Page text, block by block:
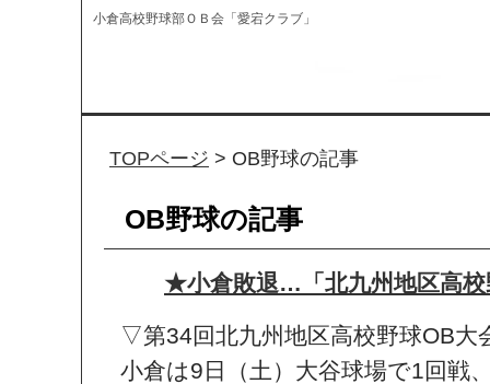
小倉高校野球部ＯＢ会「愛宕クラブ」
TOPページ > OB野球の記事
OB野球の記事
★小倉敗退…「北九州地区高校
▽第34回北九州地区高校野球OB
小倉は9日（土）大谷球場で1回戦